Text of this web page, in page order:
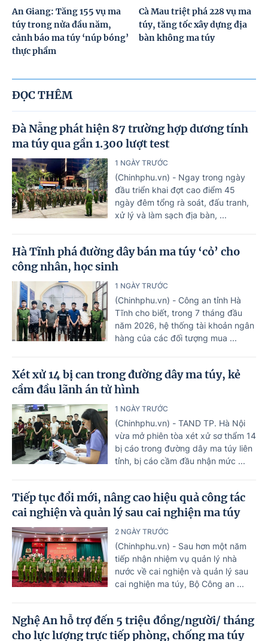
An Giang: Tăng 155 vụ ma
túy trong nửa đầu năm,
cảnh báo ma túy ‘núp bóng’
thực phẩm
Cà Mau triệt phá 228 vụ ma
túy, tăng tốc xây dựng địa
bàn không ma túy
ĐỌC THÊM
Đà Nẵng phát hiện 87 trường hợp dương tính
ma túy qua gần 1.300 lượt test
1 NGÀY TRƯỚC
(Chinhphu.vn) - Ngay trong ngày
đầu triển khai đợt cao điểm 45
ngày đêm tổng rà soát, đấu tranh,
xử lý và làm sạch địa bàn, ...
Hà Tĩnh phá đường dây bán ma túy ‘cỏ’ cho
công nhân, học sinh
1 NGÀY TRƯỚC
(Chinhphu.vn) - Công an tỉnh Hà
Tĩnh cho biết, trong 7 tháng đầu
năm 2026, hệ thống tài khoản ngân
hàng của các đối tượng mua ...
Xét xử 14 bị can trong đường dây ma túy, kẻ
cầm đầu lãnh án tử hình
1 NGÀY TRƯỚC
(Chinhphu.vn) - TAND TP. Hà Nội
vừa mở phiên tòa xét xử sơ thẩm 14
bị cáo trong đường dây ma túy liên
tỉnh, bị cáo cầm đầu nhận mức ...
Tiếp tục đổi mới, nâng cao hiệu quả công tác
cai nghiện và quản lý sau cai nghiện ma túy
2 NGÀY TRƯỚC
(Chinhphu.vn) - Sau hơn một năm
tiếp nhận nhiệm vụ quản lý nhà
nước về cai nghiện và quản lý sau
cai nghiện ma túy, Bộ Công an ...
Nghệ An hỗ trợ đến 5 triệu đồng/người/ tháng
cho lực lượng trực tiếp phòng, chống ma túy